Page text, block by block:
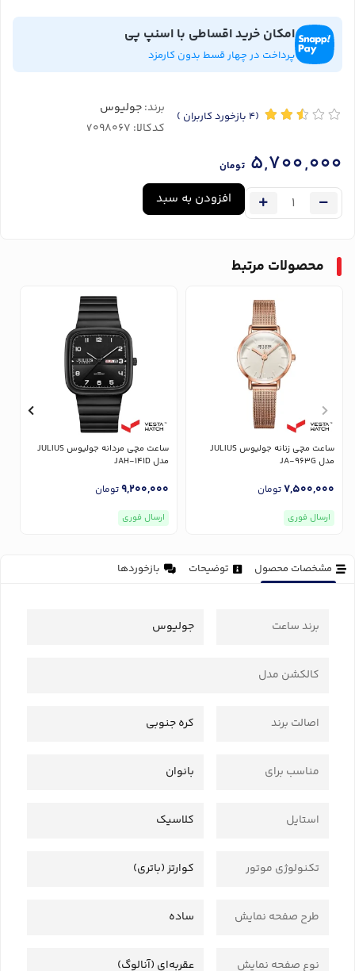
امکان خرید اقساطی با اسنپ پی
پرداخت در چهار قسط بدون کارمزد
(4 بازخورد کاربران ) برند:جولیوس
کدکالا:
5,700,000 تومان
افزودن به سبد
محصولات مرتبط
ساعت مچی زنانه جولیوس JULIUS
مدل JA-963G
7,500,000تومان
ارسال فوری
ساعت مچی مردانه جولیوس JULIUS
مدل JAH-141D
9,200,000تومان
ارسال فوری
مشخصات محصول توضیحات بازخوردها
برند ساعت جولیوس
کالکشن مدل
اصالت برند کره جنوبی
مناسب برای بانوان
استایل کلاسیک
تکنولوژی موتور کوارتز (باتری)
طرح صفحه نمایش ساده
نوع صفحه نمایش عقربه‌ای (آنالوگ)